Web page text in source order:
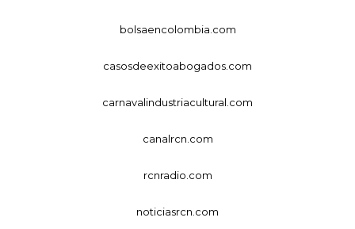
bolsaencolombia.com
casosdeexitoabogados.com
carnavalindustriacultural.com
canalrcn.com
rcnradio.com
noticiasrcn.com